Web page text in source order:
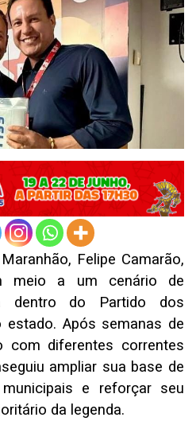
Felipe Camarão,
meio a um cenário de
dentro do Partido dos
estado. Após semanas de
com diferentes correntes
ampliar sua base de
e reforçar seu
da legenda.